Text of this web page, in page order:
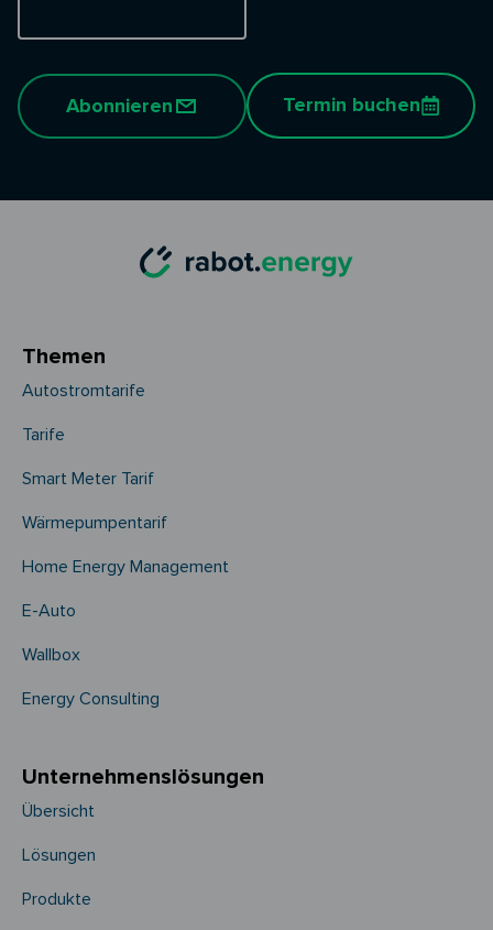
Abonnieren Termin buchen
Themen
Autostromtarife
Tarife
Smart Meter Tarif
Wärmepumpentarif
Home Energy Management
E-Auto
Wallbox
Energy Consulting
Unternehmens­­lösungen
Übersicht
Lösungen
Produkte